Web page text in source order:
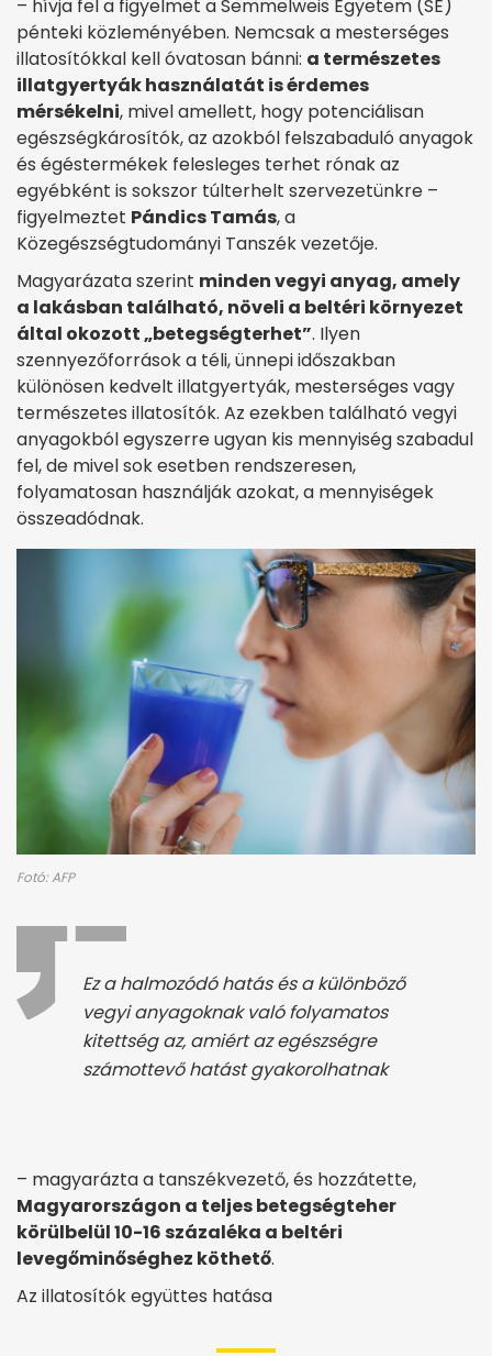
– hívja fel a figyelmet a Semmelweis Egyetem (SE)
pénteki közleményében. Nemcsak a mesterséges
illatosítókkal kell óvatosan bánni: a természetes
illatgyertyák használatát is érdemes
mérsékelni, mivel amellett, hogy potenciálisan
egészségkárosítók, az azokból felszabaduló anyagok
és égéstermékek felesleges terhet rónak az
egyébként is sokszor túlterhelt szervezetünkre –
figyelmeztet Pándics Tamás, a
Közegészségtudományi Tanszék vezetője.
Magyarázata szerint minden vegyi anyag, amely
a lakásban található, növeli a beltéri környezet
által okozott „betegségterhet”. Ilyen
szennyezőforrások a téli, ünnepi időszakban
különösen kedvelt illatgyertyák, mesterséges vagy
természetes illatosítók. Az ezekben található vegyi
anyagokból egyszerre ugyan kis mennyiség szabadul
fel, de mivel sok esetben rendszeresen,
folyamatosan használják azokat, a mennyiségek
összeadódnak.
Fotó: AFP
Ez a halmozódó hatás és a különböző
vegyi anyagoknak való folyamatos
kitettség az, amiért az egészségre
számottevő hatást gyakorolhatnak
– magyarázta a tanszékvezető, és hozzátette,
Magyarországon a teljes betegségteher
körülbelül 10-16 százaléka a beltéri
levegőminőséghez köthető.
Az illatosítók együttes hatása